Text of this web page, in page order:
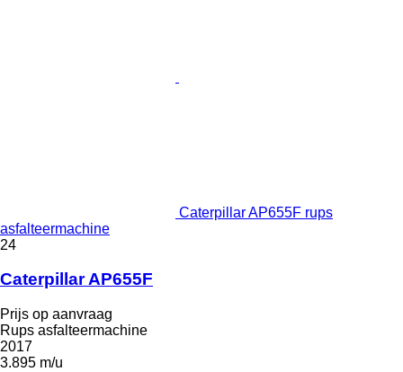
Caterpillar AP655F rups
asfalteermachine
24
Caterpillar AP655F
Prijs op aanvraag
Rups asfalteermachine
2017
3.895 m/u